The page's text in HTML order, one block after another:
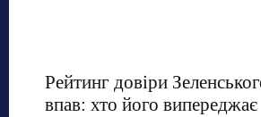
Рейтинг довіри
впав: хто його випереджає